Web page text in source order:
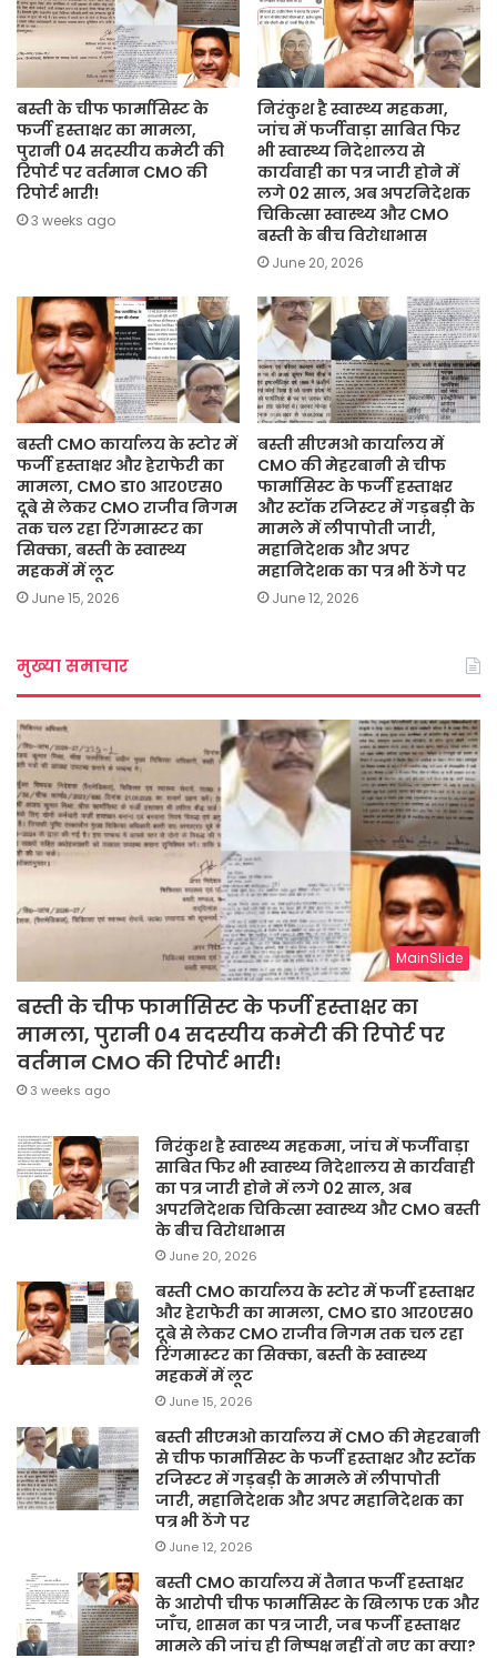
बस्ती के चीफ फार्मासिस्ट के
फर्जी हस्ताक्षर का मामला,
पुरानी 04 सदस्यीय कमेटी की
रिपोर्ट पर वर्तमान CMO की
रिपोर्ट भारी!
3 weeks ago
निरंकुश है स्वास्थ्य महकमा,
जांच में फर्जीवाड़ा साबित फिर
भी स्वास्थ्य निदेशालय से
कार्यवाही का पत्र जारी होने में
लगे 02 साल, अब अपरनिदेशक
चिकित्सा स्वास्थ्य और CMO
बस्ती के बीच विरोधाभास
June 20, 2026
बस्ती CMO कार्यालय के स्टोर में
फर्जी हस्ताक्षर और हेराफेरी का
मामला, CMO डा० आर०एस०
दूबे से लेकर CMO राजीव निगम
तक चल रहा रिंगमास्टर का
सिक्का, बस्ती के स्वास्थ्य
महकमें में लूट
June 15, 2026
बस्ती सीएमओ कार्यालय में
CMO की मेहरबानी से चीफ
फार्मासिस्ट के फर्जी हस्ताक्षर
और स्टॉक रजिस्टर में गड़बड़ी के
मामले में लीपापोती जारी,
महानिदेशक और अपर
महानिदेशक का पत्र भी ठेंगे पर
June 12, 2026
मुख्या समाचार
MainSlide
बस्ती के चीफ फार्मासिस्ट के फर्जी हस्ताक्षर का
मामला, पुरानी 04 सदस्यीय कमेटी की रिपोर्ट पर
वर्तमान CMO की रिपोर्ट भारी!
3 weeks ago
निरंकुश है स्वास्थ्य महकमा, जांच में फर्जीवाड़ा
साबित फिर भी स्वास्थ्य निदेशालय से कार्यवाही
का पत्र जारी होने में लगे 02 साल, अब
अपरनिदेशक चिकित्सा स्वास्थ्य और CMO बस्ती
के बीच विरोधाभास
June 20, 2026
बस्ती CMO कार्यालय के स्टोर में फर्जी हस्ताक्षर
और हेराफेरी का मामला, CMO डा० आर०एस०
दूबे से लेकर CMO राजीव निगम तक चल रहा
रिंगमास्टर का सिक्का, बस्ती के स्वास्थ्य
महकमें में लूट
June 15, 2026
बस्ती सीएमओ कार्यालय में CMO की मेहरबानी
से चीफ फार्मासिस्ट के फर्जी हस्ताक्षर और स्टॉक
रजिस्टर में गड़बड़ी के मामले में लीपापोती
जारी, महानिदेशक और अपर महानिदेशक का
पत्र भी ठेंगे पर
June 12, 2026
बस्ती CMO कार्यालय में तैनात फर्जी हस्ताक्षर
के आरोपी चीफ फार्मासिस्ट के खिलाफ एक और
जाँच, शासन का पत्र जारी, जब फर्जी हस्ताक्षर
मामले की जांच ही निष्पक्ष नहीं तो नए का क्या?